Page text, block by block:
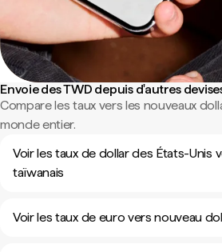
Envoie des TWD depuis d'autres
Compare les taux vers les nouveaux
monde entier.
Voir les taux de dollar des États-Unis
taïwanais
Voir les taux de euro vers nouveau